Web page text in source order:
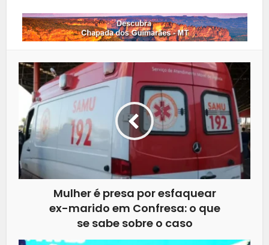
Mulher é presa por esfaquear
ex-marido em Confresa: o que
se sabe sobre o caso